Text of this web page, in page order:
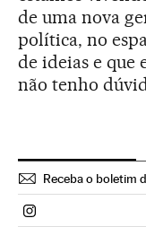
de uma nova
política, no
de ideias e que
não tenho
Receba o boletim
Politica El País